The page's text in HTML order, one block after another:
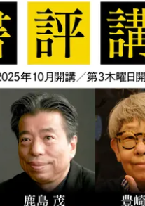
ー
ク